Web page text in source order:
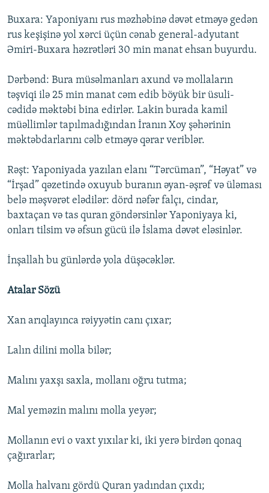
Buxara: Yaponiyanı rus məzhəbinə dəvət etməyə gedən
rus keşişinə yol xərci üçün cənab general-adyutant
Əmiri-Buxara həzrətləri 30 min manat ehsan buyurdu.
Dərbənd: Bura müsəlmanları axund və mollaların
təşviqi ilə 25 min manat cəm edib böyük bir üsuli-
cədidə məktəbi bina edirlər. Lakin burada kamil
müəllimlər tapılmadığından İranın Xoy şəhərinin
məktəbdarlarını cəlb etməyə qərar veriblər.
Rəşt: Yaponiyada yazılan elanı “Tərcüman”, “Həyat” və
“İrşad” qəzetində oxuyub buranın əyan-əşrəf və üləması
belə məşvərət elədilər: dörd nəfər falçı, cindar,
baxtaçan və tas quran göndərsinlər Yaponiyaya ki,
onları tilsim və əfsun gücü ilə İslama dəvət eləsinlər.
İnşallah bu günlərdə yola düşəcəklər.
Atalar Sözü
Xan arıqlayınca rəiyyətin canı çıxar;
Lalın dilini molla bilər;
Malını yaxşı saxla, mollanı oğru tutma;
Mal yeməzin malını molla yeyər;
Mollanın evi o vaxt yıxılar ki, iki yerə birdən qonaq
çağırarlar;
Molla halvanı gördü Quran yadından çıxdı;